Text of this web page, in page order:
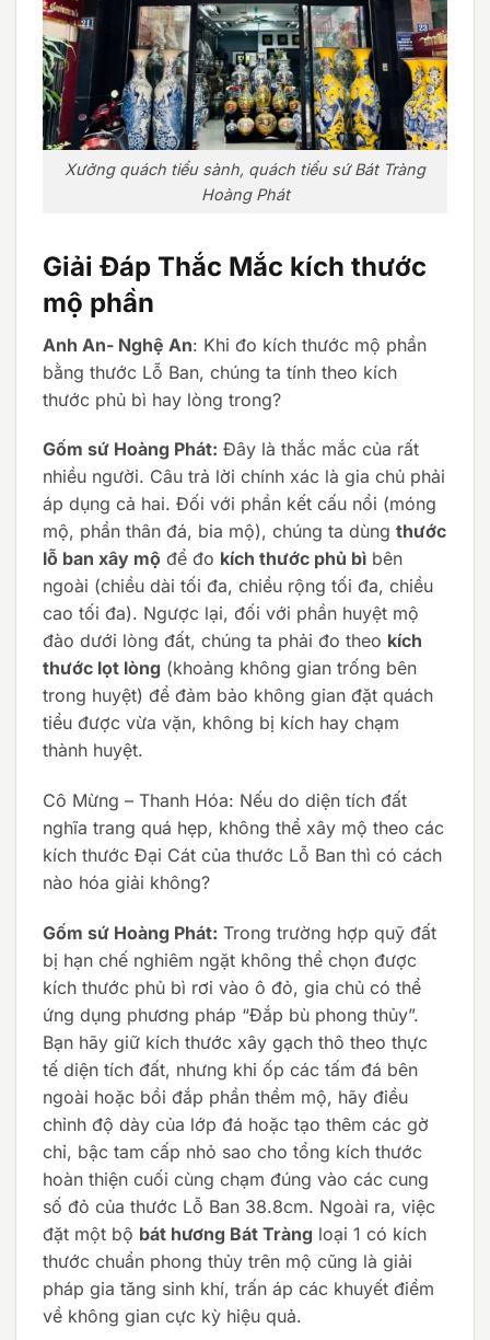
Xưởng quách tiểu sành, quách tiểu sứ Bát Tràng
Hoàng Phát
Giải Đáp Thắc Mắc kích thước
mộ phần
Anh An- Nghệ An: Khi đo kích thước mộ phần
bằng thước Lỗ Ban, chúng ta tính theo kích
thước phủ bì hay lòng trong?
Gốm sứ Hoàng Phát: Đây là thắc mắc của rất
nhiều người. Câu trả lời chính xác là gia chủ phải
áp dụng cả hai. Đối với phần kết cấu nổi (móng
mộ, phần thân đá, bia mộ), chúng ta dùng thước
lỗ ban xây mộ để đo kích thước phủ bì bên
ngoài (chiều dài tối đa, chiều rộng tối đa, chiều
cao tối đa). Ngược lại, đối với phần huyệt mộ
đào dưới lòng đất, chúng ta phải đo theo kích
thước lọt lòng (khoảng không gian trống bên
trong huyệt) để đảm bảo không gian đặt quách
tiểu được vừa vặn, không bị kích hay chạm
thành huyệt.
Cô Mừng – Thanh Hóa: Nếu do diện tích đất
nghĩa trang quá hẹp, không thể xây mộ theo các
kích thước Đại Cát của thước Lỗ Ban thì có cách
nào hóa giải không?
Gốm sứ Hoàng Phát: Trong trường hợp quỹ đất
bị hạn chế nghiêm ngặt không thể chọn được
kích thước phủ bì rơi vào ô đỏ, gia chủ có thể
ứng dụng phương pháp “Đắp bù phong thủy”.
Bạn hãy giữ kích thước xây gạch thô theo thực
tế diện tích đất, nhưng khi ốp các tấm đá bên
ngoài hoặc bồi đắp phần thềm mộ, hãy điều
chỉnh độ dày của lớp đá hoặc tạo thêm các gờ
chỉ, bậc tam cấp nhỏ sao cho tổng kích thước
hoàn thiện cuối cùng chạm đúng vào các cung
số đỏ của thước Lỗ Ban 38.8cm. Ngoài ra, việc
đặt một bộ bát hương Bát Tràng loại 1 có kích
thước chuẩn phong thủy trên mộ cũng là giải
pháp gia tăng sinh khí, trấn áp các khuyết điểm
về không gian cực kỳ hiệu quả.